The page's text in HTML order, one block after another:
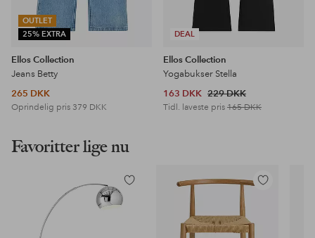
OUTLET
25% EXTRA
Ellos Collection
Jeans Betty
265 DKK
Oprindelig pris 379 DKK
DEAL
Ellos Collection
Yogabukser Stella
163 DKK 229 DKK
Tidl. laveste pris 165 DKK
Favoritter lige nu
Tilføj
til
Tilføj